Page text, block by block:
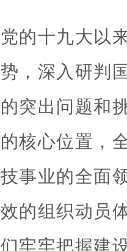
党的十九大以
势，深入研判
的突出问题和
的核心位置，
技事业的全面
效的组织动员
们牢牢把握建